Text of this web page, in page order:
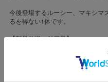
今後登場するルーシー、マキシマ
るを得ない1体です。
【製品仕様・付属品】
き） ・腰だめ用右手×3（グー
ョンライフル、シングルアクショ